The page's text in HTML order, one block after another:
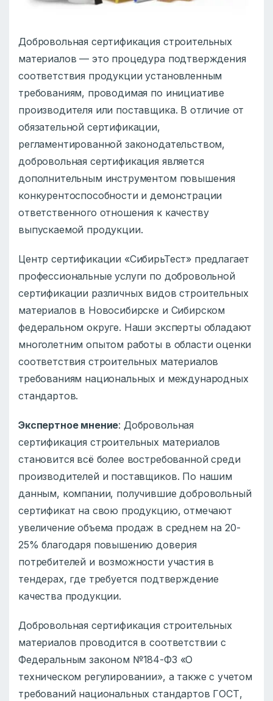
Добровольная сертификация строительных
материалов — это процедура подтверждения
соответствия продукции установленным
требованиям, проводимая по инициативе
производителя или поставщика. В отличие от
обязательной сертификации,
регламентированной законодательством,
добровольная сертификация является
дополнительным инструментом повышения
конкурентоспособности и демонстрации
ответственного отношения к качеству
выпускаемой продукции.
Центр сертификации «СибирьТест» предлагает
профессиональные услуги по добровольной
сертификации различных видов строительных
материалов в Новосибирске и Сибирском
федеральном округе. Наши эксперты обладают
многолетним опытом работы в области оценки
соответствия строительных материалов
требованиям национальных и международных
стандартов.
Экспертное мнение: Добровольная
сертификация строительных материалов
становится всё более востребованной среди
производителей и поставщиков. По нашим
данным, компании, получившие добровольный
сертификат на свою продукцию, отмечают
увеличение объема продаж в среднем на 20-
25% благодаря повышению доверия
потребителей и возможности участия в
тендерах, где требуется подтверждение
качества продукции.
Добровольная сертификация строительных
материалов проводится в соответствии с
Федеральным законом №184-ФЗ «О
техническом регулировании», а также с учетом
требований национальных стандартов ГОСТ,